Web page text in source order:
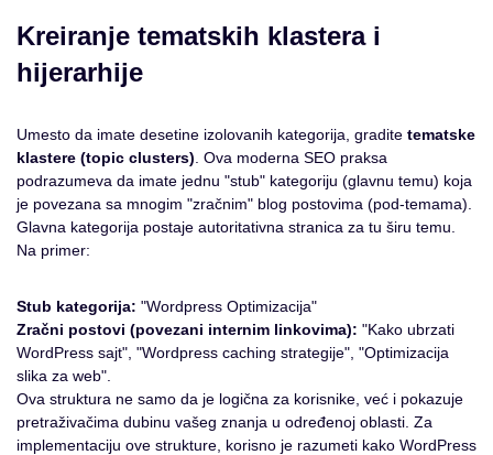
Kreiranje tematskih klastera i
hijerarhije
Umesto da imate desetine izolovanih kategorija, gradite tematske
klastere (topic clusters) . Ova moderna SEO praksa
podrazumeva da imate jednu "stub" kategoriju (glavnu temu) koja
je povezana sa mnogim "zračnim" blog postovima (pod-temama).
Glavna kategorija postaje autoritativna stranica za tu širu temu.
Na primer:
Stub kategorija: "Wordpress Optimizacija"
Zračni postovi (povezani internim linkovima): "Kako ubrzati
WordPress sajt", "Wordpress caching strategije", "Optimizacija
slika za web".
Ova struktura ne samo da je logična za korisnike, već i pokazuje
pretraživačima dubinu vašeg znanja u određenoj oblasti. Za
implementaciju ove strukture, korisno je razumeti kako WordPress